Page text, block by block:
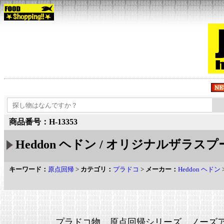
商品番号：H-13353
Heddon ヘドン / オリジナルザラスプ
キーワード： 原点回帰 > カテゴリ： プラドコ > メーカー： Heddon ヘドン
プラドコ物 原点回帰シリーズ ノーズ